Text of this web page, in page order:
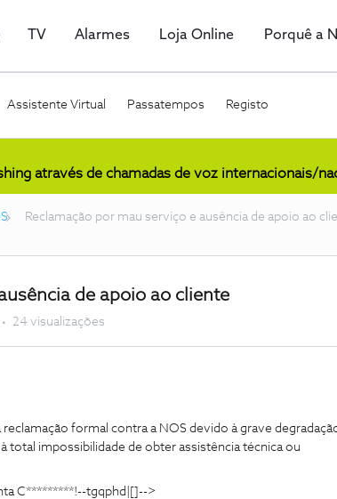
TV Alarmes Loja Online Porquê a
Assistente Virtual Passatempos Registo
através de chamadas de voz internacionais/
Reclamação por mau serviço e ausência de apoio ao
de apoio ao cliente
24 visualizações
formal contra a NOS devido à grave
total impossibilidade de obter assistência técnica ou
C*********!--tgqphd|[]-->